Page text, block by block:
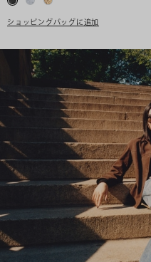
ショッピングバッグに追加